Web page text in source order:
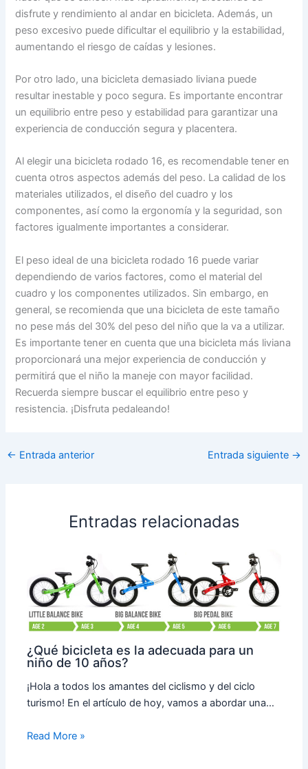
disfrute y rendimiento al andar en bicicleta. Además, un
peso excesivo puede dificultar el equilibrio y la estabilidad,
aumentando el riesgo de caídas y lesiones.
Por otro lado, una bicicleta demasiado liviana puede
resultar inestable y poco segura. Es importante encontrar
un equilibrio entre peso y estabilidad para garantizar una
experiencia de conducción segura y placentera.
Al elegir una bicicleta rodado 16, es recomendable tener en
cuenta otros aspectos además del peso. La calidad de los
materiales utilizados, el diseño del cuadro y los
componentes, así como la ergonomía y la seguridad, son
factores igualmente importantes a considerar.
El peso ideal de una bicicleta rodado 16 puede variar
dependiendo de varios factores, como el material del
cuadro y los componentes utilizados. Sin embargo, en
general, se recomienda que una bicicleta de este tamaño
no pese más del 30% del peso del niño que la va a utilizar.
Es importante tener en cuenta que una bicicleta más liviana
proporcionará una mejor experiencia de conducción y
permitirá que el niño la maneje con mayor facilidad.
Recuerda siempre buscar el equilibrio entre peso y
resistencia. ¡Disfruta pedaleando!
← Entrada anterior Entrada siguiente →
Entradas relacionadas
¿Qué bicicleta es la adecuada para un
niño de 10 años?
¡Hola a todos los amantes del ciclismo y del ciclo
turismo! En el artículo de hoy, vamos a abordar una…
Read More »